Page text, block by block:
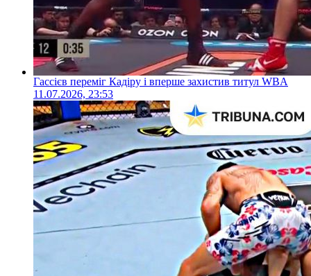
Гассієв переміг Кадіру і вперше захистив титул WBA
11.07.2026, 23:53